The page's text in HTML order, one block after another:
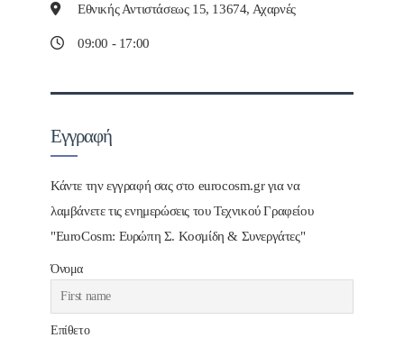
Εθνικής Αντιστάσεως 15, 13674, Αχαρνές
09:00 - 17:00
Εγγραφή
Κάντε την εγγραφή σας στο eurocosm.gr για να
λαμβάνετε τις ενημερώσεις του Τεχνικού Γραφείου
"EuroCosm: Ευρώπη Σ. Κοσμίδη & Συνεργάτες"
Όνομα
Επίθετο